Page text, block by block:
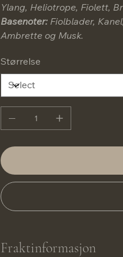
Ylang, Heliotrope, Fiolett,
Basenoter: Fiolblader,
Ambrette og Musk.
Størrelse
Fraktinformasjon